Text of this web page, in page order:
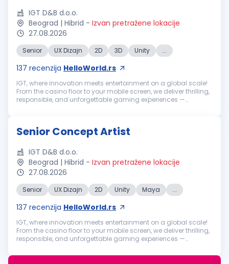
IGT D&B d.o.o.
Beograd | Hibrid - Izvan pretražene lokacije
27.08.2026
Senior UX Dizajn 2D 3D Unity ...
137 recenzija HelloWorld.rs
IGT, where innovation meets entertainment on a global scale!
From the casino floor to your mobile screen, we deliver thrilling,
responsible, and unforgettable gaming experiences —
Senior Concept Artist
IGT D&B d.o.o.
Beograd | Hibrid - Izvan pretražene lokacije
27.08.2026
Senior UX Dizajn 2D Unity Maya ...
137 recenzija HelloWorld.rs
IGT, where innovation meets entertainment on a global scale!
From the casino floor to your mobile screen, we deliver thrilling,
responsible, and unforgettable gaming experiences —
commercial capabi...